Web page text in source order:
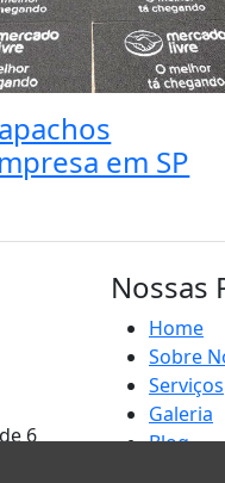
em SP
6
Nossas
Home
Sobre
Serviços
Galeria
Blog